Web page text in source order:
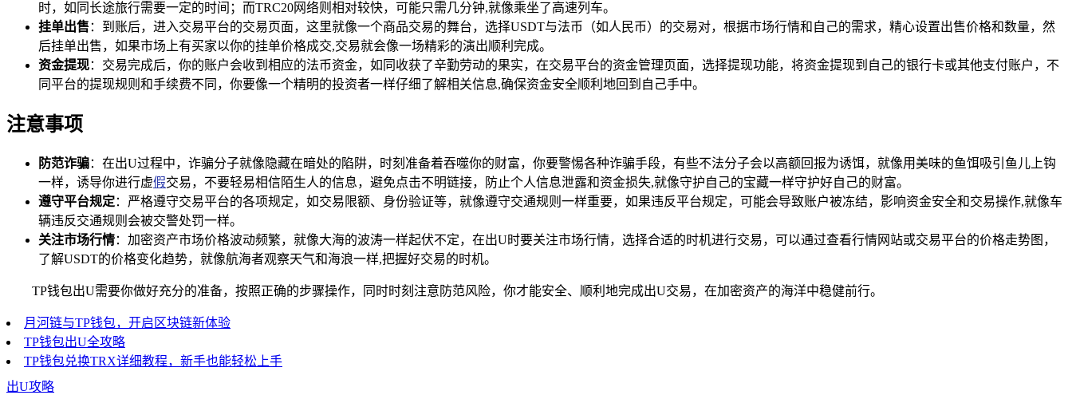
时，如同长途旅行需要一定的时间；而TRC20网络则相对较快，可能只需几分钟,就像乘坐了高速列车。
挂单出售 ：到账后，进入交易平台的交易页面，这里就像一个商品交易的舞台，选择USDT与法币（如人民币）的交易对，根据市场行情和自己的需求，精心设置出售价格和数量，然
后挂单出售，如果市场上有买家以你的挂单价格成交,交易就会像一场精彩的演出顺利完成。
资金提现：交易完成后，你的账户会收到相应的法币资金，如同收获了辛勤劳动的果实，在交易平台的资金管理页面，选择提现功能，将资金提现到自己的银行卡或其他支付账户，不
同平台的提现规则和手续费不同，你要像一个精明的投资者一样仔细了解相关信息,确保资金安全顺利地回到自己手中。
注意事项
防范诈骗：在出U过程中，诈骗分子就像隐藏在暗处的陷阱，时刻准备着吞噬你的财富，你要警惕各种诈骗手段，有些不法分子会以高额回报为诱饵，就像用美味的鱼饵吸引鱼儿上钩
一样，诱导你进行虚假交易，不要轻易相信陌生人的信息，避免点击不明链接，防止个人信息泄露和资金损失,就像守护自己的宝藏一样守护好自己的财富。
遵守平台规定：严格遵守交易平台的各项规定，如交易限额、身份验证等，就像遵守交通规则一样重要，如果违反平台规定，可能会导致账户被冻结，影响资金安全和交易操作,就像车
辆违反交通规则会被交警处罚一样。
关注市场行情：加密资产市场价格波动频繁，就像大海的波涛一样起伏不定，在出U时要关注市场行情，选择合适的时机进行交易，可以通过查看行情网站或交易平台的价格走势图，
了解USDT的价格变化趋势，就像航海者观察天气和海浪一样,把握好交易的时机。
TP钱包出U需要你做好充分的准备，按照正确的步骤操作，同时时刻注意防范风险，你才能安全、顺利地完成出U交易，在加密资产的海洋中稳健前行。
月河链与TP钱包，开启区块链新体验
TP钱包出U全攻略
TP钱包兑换TRX详细教程，新手也能轻松上手
出U攻略